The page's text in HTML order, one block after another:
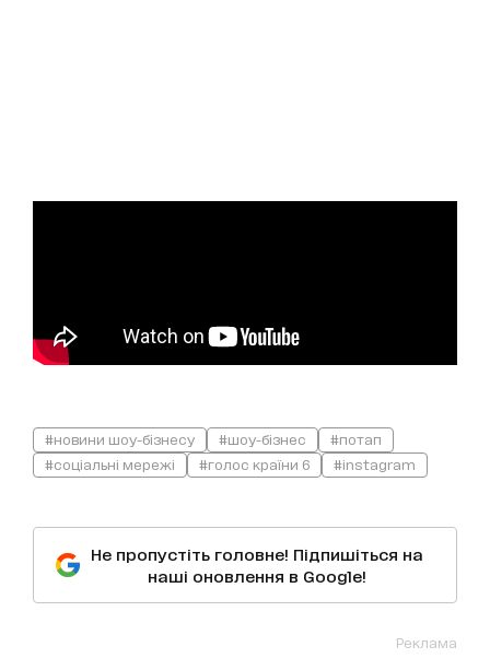
#новини шоу-бізнесу #шоу-бізнес
#потап
#соціальні мережі
#голос країни 6 #instagram
Не пропустіть головне! Підпишіться на
наші оновлення в Google!
Реклама